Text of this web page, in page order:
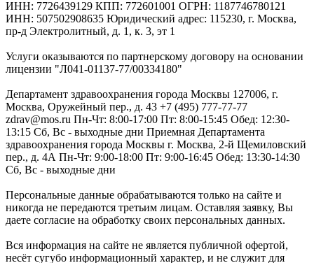
ИНН: 7726439129 КПП: 772601001 ОГРН: 1187746780121
ИНН: 507502908635 Юридический адрес: 115230, г. Москва,
пр-д Электролитный, д. 1, к. 3, эт 1
Услуги оказываются по партнерскому договору на основании
лицензии "Л041-01137-77/00334180"
Департамент здравоохранения города Москвы 127006, г.
Москва, Оружейный пер., д. 43 +7 (495) 777-77-77
zdrav@mos.ru Пн-Чт: 8:00-17:00 Пт: 8:00-15:45 Обед: 12:30-
13:15 Сб, Вс - выходные дни Приемная Департамента
здравоохранения города Москвы г. Москва, 2-й Щемиловский
пер., д. 4А Пн-Чт: 9:00-18:00 Пт: 9:00-16:45 Обед: 13:30-14:30
Сб, Вс - выходные дни
Персональные данные обрабатываются только на сайте и
никогда не передаются третьим лицам. Оставляя заявку, Вы
даете согласие на обработку своих персональных данных.
Вся информация на сайте не является публичной офертой,
несёт сугубо информационный характер, и не служит для